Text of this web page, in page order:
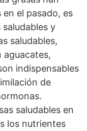
el pasado, es
y
saludables,
aguacates,
indispensables
de
saludables en
los nutrientes